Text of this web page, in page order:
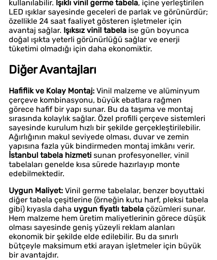
kullanılabilir. Işıklı vinil germe tabela, içine yerleştirilen
LED ışıklar sayesinde geceleri de parlak ve görünürdür;
özellikle 24 saat faaliyet gösteren işletmeler için
avantaj sağlar. Işıksız vinil tabela ise gün boyunca
doğal ışıkta yeterli görünürlüğü sağlar ve enerji
tüketimi olmadığı için daha ekonomiktir.
Diğer Avantajları
Hafiflik ve Kolay Montaj: Vinil malzeme ve alüminyum
çerçeve kombinasyonu, büyük ebatlara rağmen
görece hafif bir yapı sunar. Bu da taşıma ve montaj
sırasında kolaylık sağlar. Özel profilli çerçeve sistemleri
sayesinde kurulum hızlı bir şekilde gerçekleştirilebilir.
Ağırlığının makul seviyede olması, duvar ve zemin
yapısına fazla yük bindirmeden montaj imkânı verir.
İstanbul tabela hizmeti sunan profesyoneller, vinil
tabelaları genelde kısa sürede hazırlayıp monte
edebilmektedir.
Uygun Maliyet: Vinil germe tabelalar, benzer boyuttaki
diğer tabela çeşitlerine (örneğin kutu harf, pleksi tabela
gibi) kıyasla daha uygun fiyatlı tabela çözümleri sunar.
Hem malzeme hem üretim maliyetlerinin görece düşük
olması sayesinde geniş yüzeyli reklam alanları
ekonomik bir şekilde elde edilebilir. Bu da sınırlı
bütçeyle maksimum etki arayan işletmeler için büyük
bir avantajdır.